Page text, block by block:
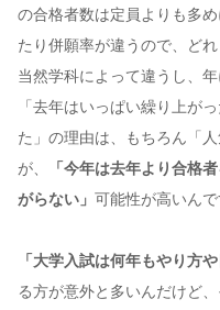
の合格者数は定員よりも多
たり併願率が違うので、ど
当然学科によって違うし、
「去年はいっぱい繰り上が
た」の理由は、もちろん「
が、
「今年は去年より合格
がらない」 可能性が高いんで
「大学入試は何年もやり方
る方が意外と多いんだけど